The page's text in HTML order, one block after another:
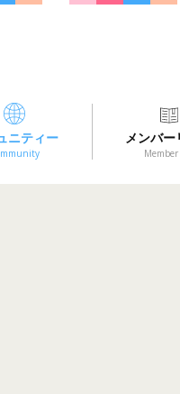
ニティー メンバー